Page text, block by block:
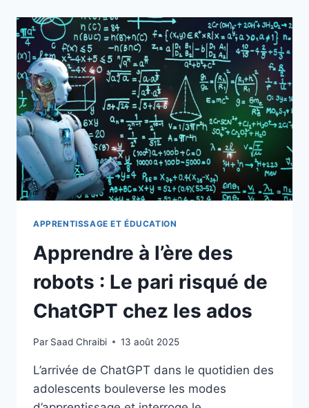
APPRENTISSAGE ET ÉDUCATION
Apprendre à l’ère des
robots : Le pari risqué de
ChatGPT chez les ados
Par Saad Chraibi 13 août 2025
L’arrivée de ChatGPT dans le quotidien des
adolescents bouleverse les modes